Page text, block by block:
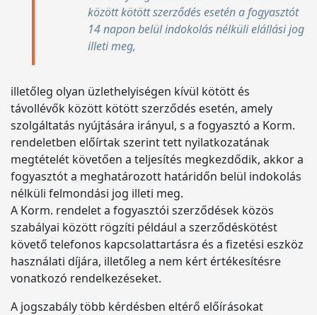
között kötött szerződés esetén a fogyasztót
14 napon belül indokolás nélküli elállási jog
illeti meg,
illetőleg olyan üzlethelyiségen kívül kötött és
távollévők között kötött szerződés esetén, amely
szolgáltatás nyújtására irányul, s a fogyasztó a Korm.
rendeletben előírtak szerint tett nyilatkozatának
megtételét követően a teljesítés megkezdődik, akkor a
fogyasztót a meghatározott határidőn belül indokolás
nélküli felmondási jog illeti meg.
A Korm. rendelet a fogyasztói szerződések közös
szabályai között rögzíti például a szerződéskötést
követő telefonos kapcsolattartásra és a fizetési eszköz
használati díjára, illetőleg a nem kért értékesítésre
vonatkozó rendelkezéseket.
A jogszabály több kérdésben eltérő előírásokat